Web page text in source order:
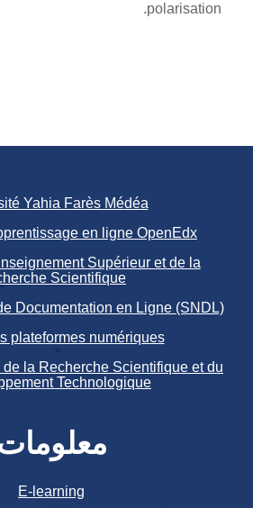
polarisation.
Yahia Farès Médéa
en ligne OpenEdx
Supérieur et de la
Scientifique
Documentation en Ligne (SNDL)
plateformes numériques
la Recherche Scientifique et du
Technologique
E-learning